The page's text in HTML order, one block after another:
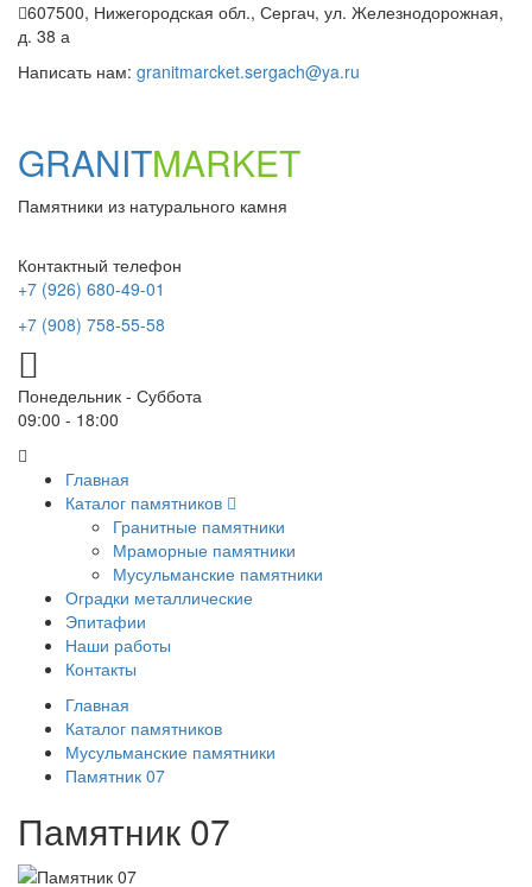
607500, Нижегородская обл., Сергач, ул. Железнодорожная,
д. 38 а
Написать нам: granitmarcket.sergach@ya.ru
GRANITMARKET
Памятники из натурального камня
Контактный телефон
+7 (926) 680-49-01
+7 (908) 758-55-58
Понедельник - Суббота
09:00 - 18:00
Главная
Каталог памятников
Гранитные памятники
Мраморные памятники
Мусульманские памятники
Оградки металлические
Эпитафии
Наши работы
Контакты
Главная
Каталог памятников
Мусульманские памятники
Памятник 07
Памятник 07